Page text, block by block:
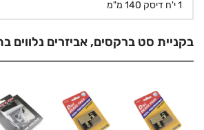
בקניית סט ברקסים, אביזרים